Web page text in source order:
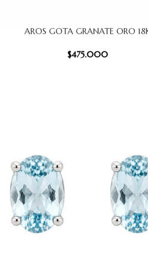
AROS GOTA GRANATE ORO
$475.000